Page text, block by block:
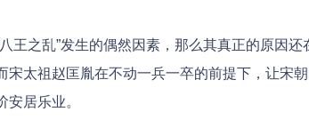
王之乱”发生的偶然因素，那么其真正的原因还
太祖赵匡胤在不动一兵一卒的前提下，让宋
居乐业。